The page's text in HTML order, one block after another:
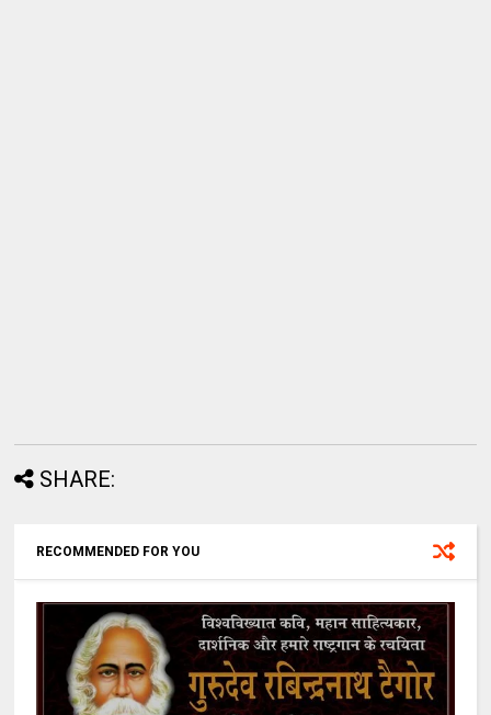
SHARE:
RECOMMENDED FOR YOU